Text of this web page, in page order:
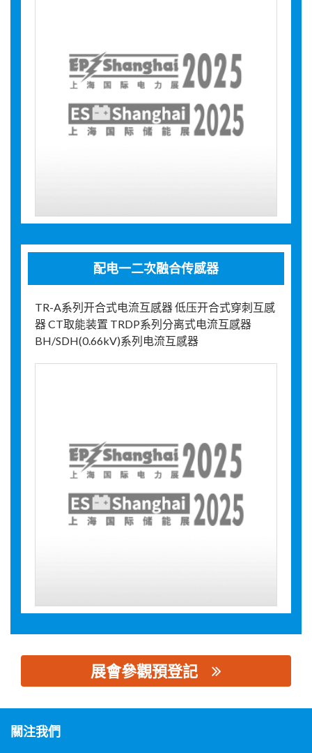
配电一二次融合传感器
TR-A系列开合式电流互感器 低压开合式穿刺互感
器 CT取能装置 TRDP系列分离式电流互感器
BH/SDH(0.66kV)系列电流互感器
展會參觀預登記
關注我們